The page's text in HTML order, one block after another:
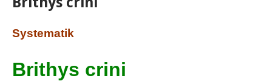
Systematik
Brithys crini